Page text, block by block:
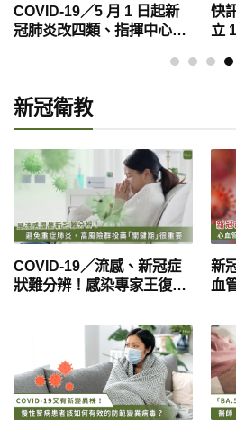
COVID-19／5 月 1 日起新
冠肺炎改四類、指揮中心降
快
立
新冠衛教
COVID-19／流感、新冠症
狀難分辨！感染專家王復德
險族群投藥「關鍵期」很重
新
血